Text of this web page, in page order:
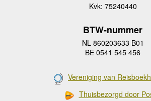
Kvk: 75240440
BTW-nummer
NL 860203633 B01
BE 0541 545 456
Vereniging van
Thuisbezorgd door